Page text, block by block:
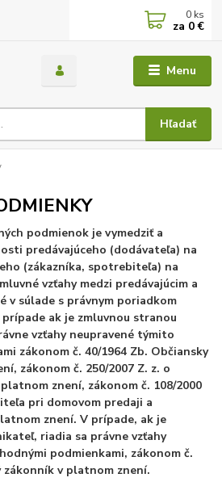
Menu
Hľadať
0 ks
za 0 €
podmienok je vymedziť a
predávajúceho (dodávateľa) na
(zákazníka, spotrebiteľa) na
vzťahy medzi predávajúcim a
v súlade s právnym poriadkom
ak je zmluvnou stranou
vzťahy neupravené týmito
zákonom č. 40/1964 Zb. Občiansky
zákonom č. 250/2007 Z. z. o
znení, zákonom č. 108/2000
pri domovom predaji a
znení. V prípade, ak je
riadia sa právne vzťahy
podmienkami, zákonom č.
zákonník v platnom znení.